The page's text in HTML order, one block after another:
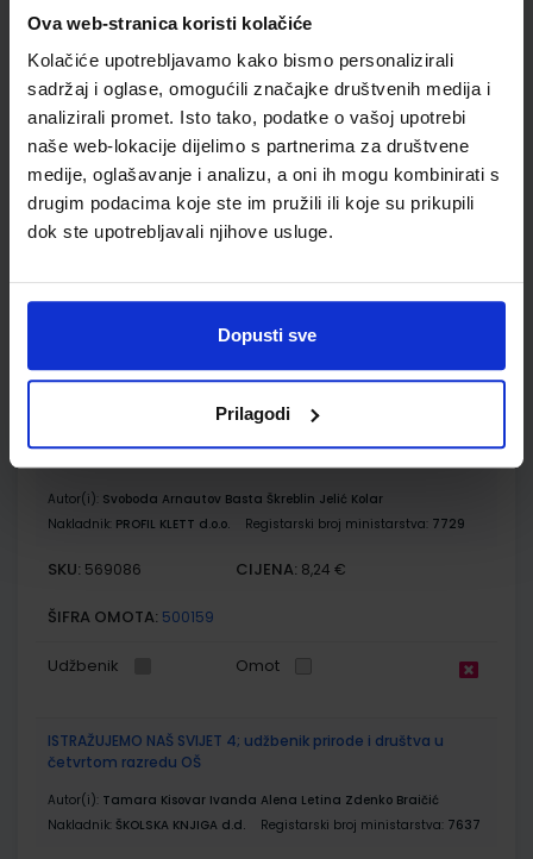
Ova web-stranica koristi kolačiće
Kolačiće upotrebljavamo kako bismo personalizirali
sadržaj i oglase, omogućili značajke društvenih medija i
analizirali promet. Isto tako, podatke o vašoj upotrebi
naše web-lokacije dijelimo s partnerima za društvene
medije, oglašavanje i analizu, a oni ih mogu kombinirati s
drugim podacima koje ste im pružili ili koje su prikupili
dok ste upotrebljavali njihove usluge.
Dopusti sve
Prilagodi
ŠIFRA OMOTA: 500744
Udžbenik Omot
POGLED U SVIJET 4, TRAGOM PRIRODE I DRUŠTVA; 1. dio, radni
udžbenik za 4. razred osnovne škole
Autor(i):Svoboda Arnautov Basta Škreblin Jelić Kolar
Nakladnik:
PROFIL KLETT d.o.o. Registarski broj ministarstva:
Udžbenik Omot
Autor(i): Svoboda Arnautov Basta Škreblin Jelić Kolar
Nakladnik: PROFIL KLETT d.o.o. Registarski broj ministarstva: 7729
SKU: 569086 CIJENA: 8,24 €
ŠIFRA OMOTA: 500159
Udžbenik Omot
ISTRAŽUJEMO NAŠ SVIJET 4; udžbenik prirode i društva u
četvrtom razredu OŠ
Autor(i): Tamara Kisovar Ivanda Alena Letina Zdenko Braičić
Nakladnik: ŠKOLSKA KNJIGA d.d. Registarski broj ministarstva: 7637